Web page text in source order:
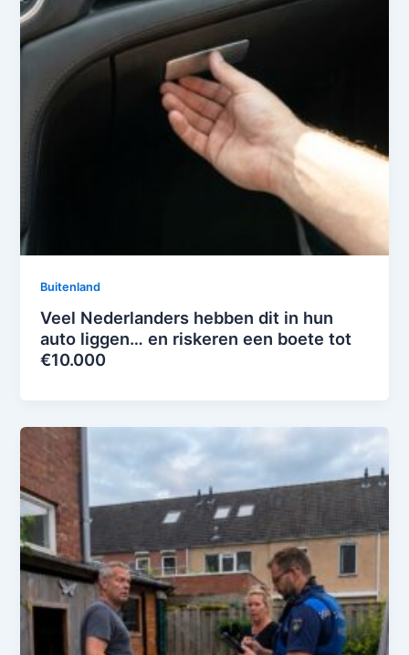
Buitenland
Veel Nederlanders hebben dit in hun
auto liggen… en riskeren een boete tot
€10.000